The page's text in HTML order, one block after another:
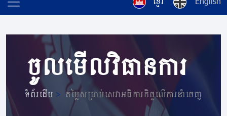
ចូលមើលវិធានការ
ទំព័រដើម> តម្លៃសម្រាប់សេវាអធិការកិច្ចលើការនាំចេញ